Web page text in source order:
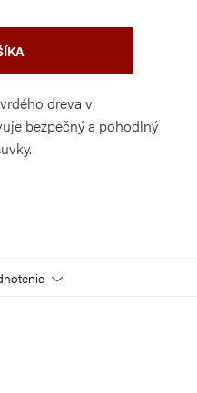
dreva v
bezpečný a pohodlný